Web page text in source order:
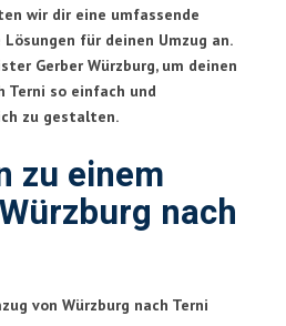
wir dir eine umfassende
für deinen Umzug an.
Gerber Würzburg, um deinen
Terni so einfach und
zu gestalten.
zu einem
nach
von Würzburg nach Terni